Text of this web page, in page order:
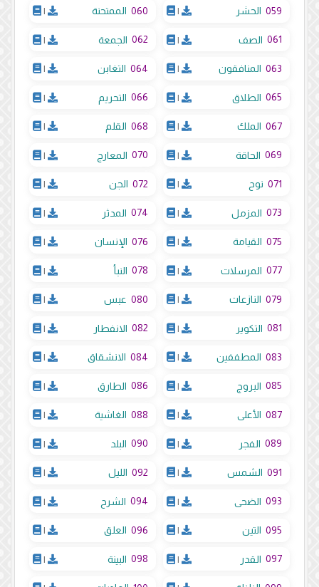
059 الحشر |
060 الممتحنة |
061 الصف |
062 الجمعة |
063 المنافقون |
064 التغابن |
065 الطلاق |
066 التحريم |
067 الملك |
068 القلم |
069 الحاقة |
070 المعارج |
071 نوح |
072 الجن |
073 المزمل |
074 المدثر |
075 القيامة |
076 الإنسان |
077 المرسلات |
078 النبأ |
079 النازعات |
080 عبس |
081 التكوير |
082 الانفطار |
083 المطففين |
084 الانشقاق |
085 البروج |
086 الطارق |
087 الأعلى |
088 الغاشية |
089 الفجر |
090 البلد |
091 الشمس |
092 الليل |
093 الضحى |
094 الشرح |
095 التين |
096 العلق |
097 القدر |
098 البينة |